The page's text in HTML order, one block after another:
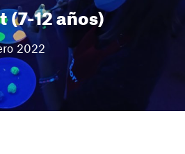
(7-12 años)
2022